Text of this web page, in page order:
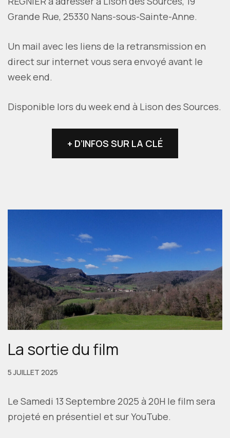
Grande Rue, 25330 Nans-sous-Sainte-Anne.
Un mail avec les liens de la retransmission en
direct sur internet vous sera envoyé avant le
week end.
Disponible lors du week end à Lison des Sources.
+ D’INFOS SUR LA CLÉ
La sortie du film
5 JUILLET 2025
Le Samedi 13 Septembre 2025 à 20H le film sera
projeté en présentiel et sur YouTube.